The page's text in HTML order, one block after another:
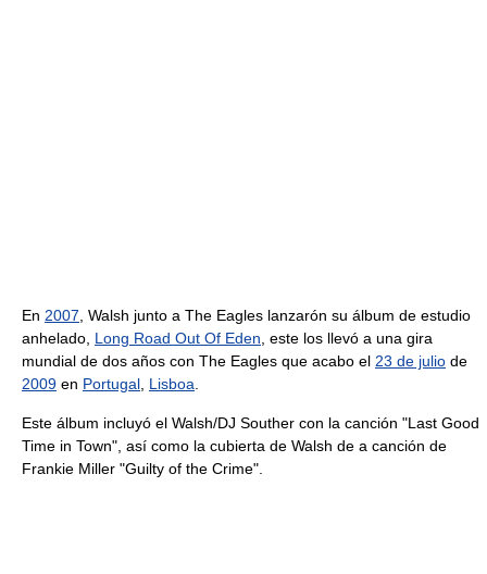
En 2007 , Walsh junto a The Eagles lanzarón su álbum de estudio
anhelado, Long Road Out Of Eden , este los llevó a una gira
mundial de dos años con The Eagles que acabo el 23 de julio de
2009 en Portugal Lisboa
Este álbum incluyó el Walsh/DJ Souther con la canción "Last Good
Time in Town", así como la cubierta de Walsh de a canción de
Frankie Miller "Guilty of the Crime".